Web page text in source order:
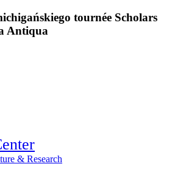
tournée Scholars
Antiqua
& Research